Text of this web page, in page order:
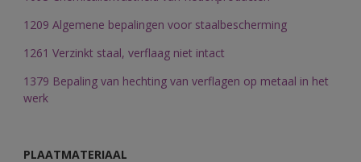
1209 Algemene bepalingen voor staalbescherming
1261 Verzinkt staal, verflaag niet intact
1379 Bepaling van hechting van verflagen op metaal in het
werk
PLAATMATERIAAL